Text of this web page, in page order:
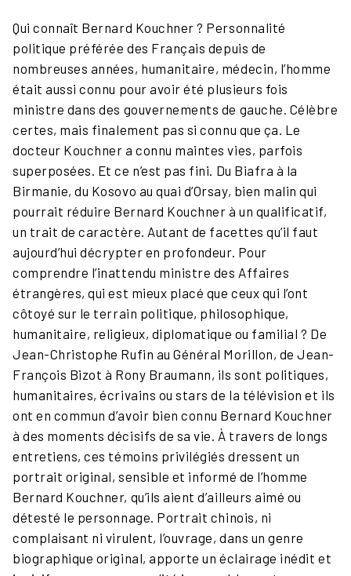
Qui connaît Bernard Kouchner ? Personnalité
politique préférée des Français depuis de
nombreuses années, humanitaire, médecin, l’homme
était aussi connu pour avoir été plusieurs fois
ministre dans des gouvernements de gauche. Célèbre
certes, mais finalement pas si connu que ça. Le
docteur Kouchner a connu maintes vies, parfois
superposées. Et ce n’est pas fini. Du Biafra à la
Birmanie, du Kosovo au quai d’Orsay, bien malin qui
pourrait réduire Bernard Kouchner à un qualificatif,
un trait de caractère. Autant de facettes qu’il faut
aujourd’hui décrypter en profondeur. Pour
comprendre l’inattendu ministre des Affaires
étrangères, qui est mieux placé que ceux qui l’ont
côtoyé sur le terrain politique, philosophique,
humanitaire, religieux, diplomatique ou familial ? De
Jean-Christophe Rufin au Général Morillon, de Jean-
François Bizot à Rony Braumann, ils sont politiques,
humanitaires, écrivains ou stars de la télévision et ils
ont en commun d’avoir bien connu Bernard Kouchner
à des moments décisifs de sa vie. À travers de longs
entretiens, ces témoins privilégiés dressent un
portrait original, sensible et informé de l’homme
Bernard Kouchner, qu’ils aient d’ailleurs aimé ou
détesté le personnage. Portrait chinois, ni
complaisant ni virulent, l’ouvrage, dans un genre
biographique original, apporte un éclairage inédit et